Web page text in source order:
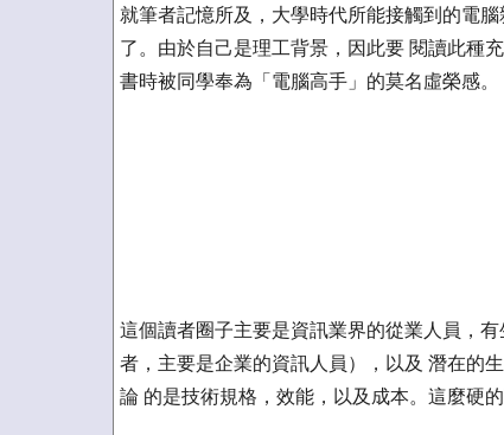
就筆者記憶所及，大學時代所能接觸到的電腦
了。由於自己是理工背景，因此要 閱讀此種
書時被同學奉為「電腦高手」的莫名虛榮感。
這個讀者圈子主要是資訊業界的從業人員，
者，主要是企業的資訊人員），以及 潛在的
論 的是技術規格，效能，以及成本。這麼硬